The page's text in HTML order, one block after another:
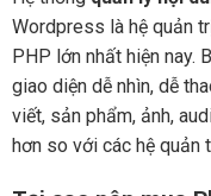
Wordpress là hệ quản
PHP lớn nhất hiện nay.
giao diện dễ nhìn, dễ
viết, sản phẩm, ảnh,
hơn so với các hệ quản